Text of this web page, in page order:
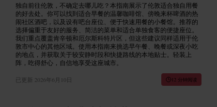
独自前往伦敦，不确定去哪儿吃？本指南展示了伦敦适合独自用餐
的好去处。你可以找到适合早餐的温馨咖啡馆、傍晚来杯啤酒的热
闹社区酒吧，以及设有吧台座位、便于快速用餐的小餐馆。推荐的
选择偏重于友好的服务、简洁的菜单和适合单独食客的便捷座位。
我们重点覆盖肯辛顿和厄尔斯科特片区，但这些建议同样适用于伦
敦市中心的其他区域。使用本指南来挑选早午餐、晚餐或深夜小吃
的地点，并获取关于较安静时段和快捷路线的本地贴士。轻装上
阵，吃得舒心，自信地享受这座城市。
已更新 2026年6月10日 12 分钟阅读